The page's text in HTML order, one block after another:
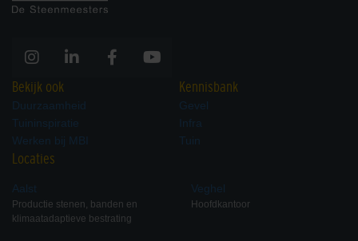
Bekijk ook
Duurzaamheid
Tuininspiratie
Werken bij MBI
Kennisbank
Gevel
Infra
Tuin
Locaties
Aalst
Productie stenen, banden en
klimaatadaptieve bestrating
Veghel
Hoofdkantoor